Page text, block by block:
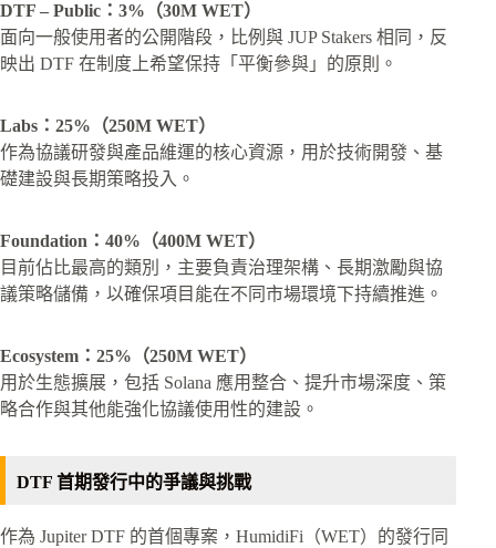
DTF – Public：3%（30M WET）
面向一般使用者的公開階段，比例與 JUP Stakers 相同，反
映出 DTF 在制度上希望保持「平衡參與」的原則。
Labs：25%（250M WET）
作為協議研發與產品維運的核心資源，用於技術開發、基
礎建設與長期策略投入。
Foundation：40%（400M WET）
目前佔比最高的類別，主要負責治理架構、長期激勵與協
議策略儲備，以確保項目能在不同市場環境下持續推進。
Ecosystem：25%（250M WET）
用於生態擴展，包括 Solana 應用整合、提升市場深度、策
略合作與其他能強化協議使用性的建設。
DTF 首期發行中的爭議與挑戰
作為 Jupiter DTF 的首個專案，HumidiFi（WET）的發行同